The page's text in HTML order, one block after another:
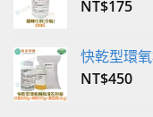
NT$175
快乾型環
NT$450